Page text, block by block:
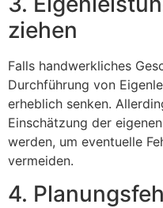
ziehen
Falls handwerkliches
Durchführung von
erheblich senken.
Einschätzung der
werden, um eventuelle
vermeiden.
4.